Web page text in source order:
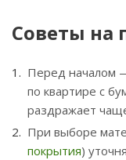
Советы на
Перед началом
по квартире с
раздражает
При выборе
покрытия)